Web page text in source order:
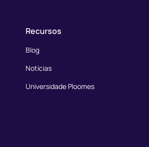
Recursos
Blog
Notícias
Universidade Ploomes